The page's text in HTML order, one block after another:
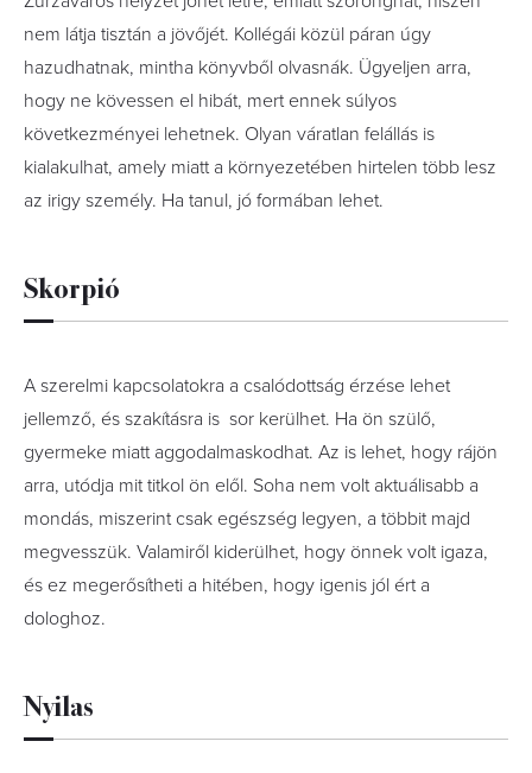
nem látja tisztán a jövőjét. Kollégái közül páran úgy
hazudhatnak, mintha könyvből olvasnák. Ügyeljen arra,
hogy ne kövessen el hibát, mert ennek súlyos
következményei lehetnek. Olyan váratlan felállás is
kialakulhat, amely miatt a környezetében hirtelen több lesz
az irigy személy. Ha tanul, jó formában lehet.
Skorpió
A szerelmi kapcsolatokra a csalódottság érzése lehet
jellemző, és szakításra is sor kerülhet. Ha ön szülő,
gyermeke miatt aggodalmaskodhat. Az is lehet, hogy rájön
arra, utódja mit titkol ön elől. Soha nem volt aktuálisabb a
mondás, miszerint csak egészség legyen, a többit majd
megvesszük. Valamiről kiderülhet, hogy önnek volt igaza,
és ez megerősítheti a hitében, hogy igenis jól ért a
dologhoz.
Nyilas